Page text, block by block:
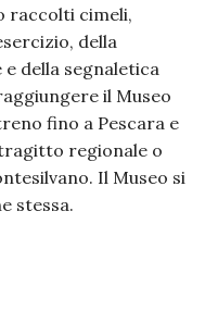
raccolti cimeli,
della
della segnaletica
il Museo
fino a Pescara e
regionale o
Il Museo si
stessa.